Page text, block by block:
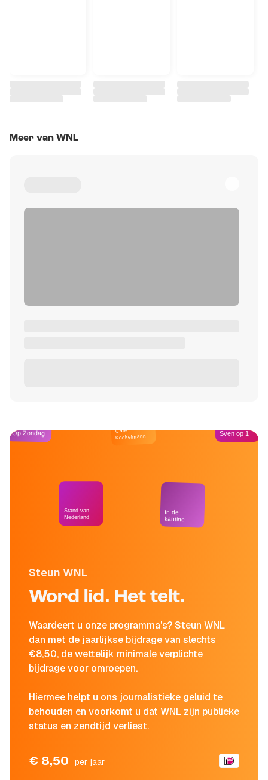
Meer van WNL
Steun WNL
Word lid. Het telt.
Waardeert u onze programma's? Steun WNL
dan met de jaarlijkse bijdrage van slechts
€8,50, de wettelijk minimale verplichte
bijdrage voor omroepen.
Hiermee helpt u ons journalistieke geluid te
behouden en voorkomt u dat WNL zijn publieke
status en zendtijd verliest.
€ 8,50 per jaar
Op Zondag
Stand van
Nederland
Café
Kockelmann
In de
kantine
Sven op 1